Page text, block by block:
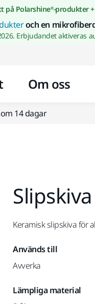
Gå till innehållet
på Polarshine®-produkter
och en
Erbjudandet aktiveras
Om oss
14 dagar
Keramisk slipskiva för
Används till
Avverka
Lämpliga material